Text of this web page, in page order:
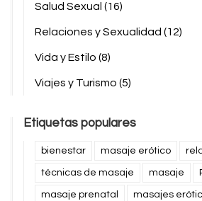
Salud Sexual (16)
Relaciones y Sexualidad (12)
Vida y Estilo (8)
Viajes y Turismo (5)
Etiquetas populares
bienestar masaje erótico
técnicas de masaje masaje
masaje prenatal masajes